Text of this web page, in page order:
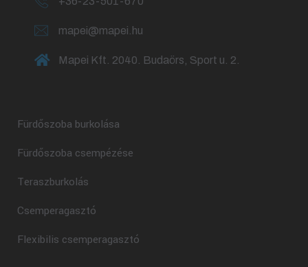
mapei@mapei.hu
Mapei Kft. 2040. Budaörs, Sport u. 2.
Fürdőszoba burkolása
Fürdőszoba csempézése
Teraszburkolás
Csemperagasztó
Flexibilis csemperagasztó